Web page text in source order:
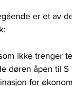
er et av
ikke trenger
døren åpen til S
for